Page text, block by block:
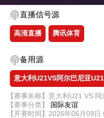
直播信号源
高清直播 腾讯体育
备用源
意大利U21VS阿尔巴尼亚
【赛事名称】意大利U21 VS
【赛事分类】 国际友谊
【开赛时间】2026年06月09日